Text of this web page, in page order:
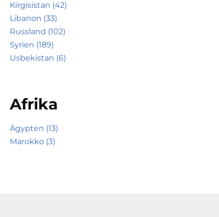
Kirgisistan (42)
Libanon (33)
Russland (102)
Syrien (189)
Usbekistan (6)
Afrika
Ägypten (13)
Marokko (3)